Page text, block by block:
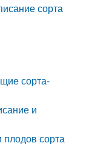
сорта
сорта-
и
плодов сорта